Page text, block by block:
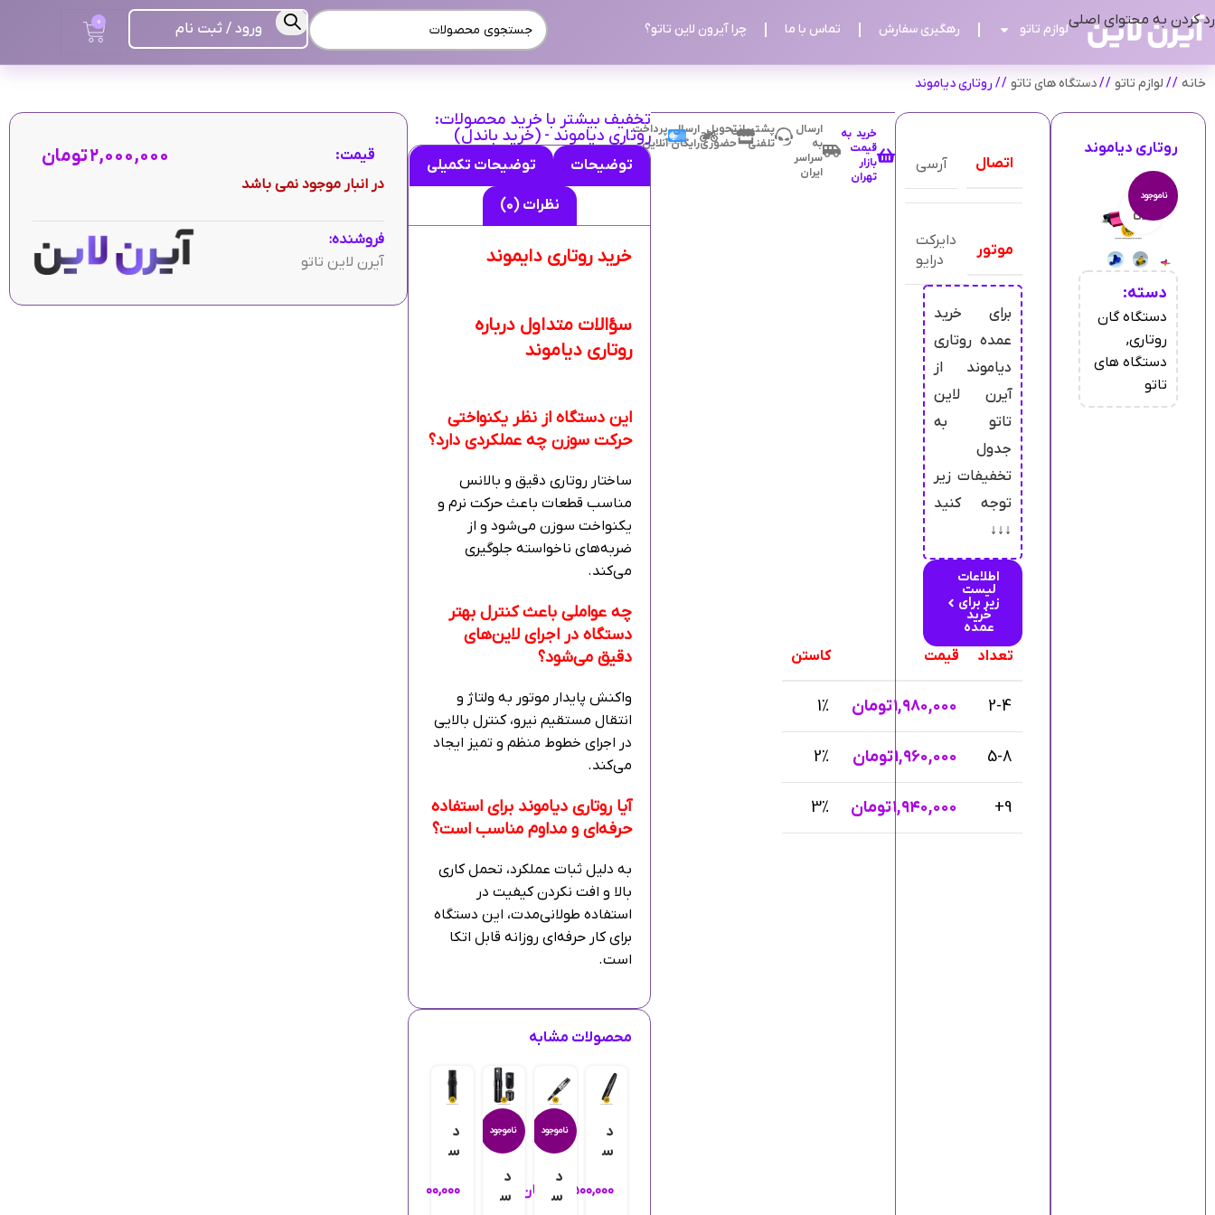
رد کردن به محتوای اصلی
لوازم تاتو رهگیری سفارش تماس با ما چرا آیرون لاین تاتو؟ ورود / ثبت نام 0
خانه / لوازم تاتو / دستگاه های تاتو / روتاری دیاموند
روتاری دیاموند
ناموجود
بزرگنمایی تصویر
دسته:
دستگاه گان
روتاری,
دستگاه های
تاتو
اتصال آرسی
موتور
دایرکت
درایو
برای خرید
عمده روتاری
دیاموند از
آیرن لاین
تاتو به
جدول
تخفیفات زیر
توجه کنید
↓↓↓
اطلاعات
لیست
زیر برای
خرید
عمده
تعداد قیمت کاستن
2-4 ۱,۹۸۰,۰۰۰تومان 1%
5-8 ۱,۹۶۰,۰۰۰تومان 2%
9+ ۱,۹۴۰,۰۰۰تومان 3%
خرید به
قیمت
بازار
تهران
ارسال
به
سراسر
ایران
پشتیبانی
تلفنی
تحویل
حضوری
ارسال
رایگان
پرداخت
آنلاین
تخفیف بیشتر با خرید محصولات:
روتاری دیاموند - (خرید باندل)
توضیحات توضیحات تکمیلی
نظرات (0)
خرید روتاری دایموند
سؤالات متداول درباره
روتاری دیاموند
این دستگاه از نظر یکنواختی
حرکت سوزن چه عملکردی دارد؟
ساختار روتاری دقیق و بالانس
مناسب قطعات باعث حرکت نرم و
یکنواخت سوزن می‌شود و از
ضربه‌های ناخواسته جلوگیری
می‌کند.
چه عواملی باعث کنترل بهتر
دستگاه در اجرای لاین‌های
دقیق می‌شود؟
واکنش پایدار موتور به ولتاژ و
انتقال مستقیم نیرو، کنترل بالایی
در اجرای خطوط منظم و تمیز ایجاد
می‌کند.
آیا روتاری دیاموند برای استفاده
حرفه‌ای و مداوم مناسب است؟
به دلیل ثبات عملکرد، تحمل کاری
بالا و افت نکردن کیفیت در
استفاده طولانی‌مدت، این دستگاه
برای کار حرفه‌ای روزانه قابل اتکا
است.
محصولات مشابه
د
س
اه
۱۰,۵۰۰,۰۰۰ تومان
ناموجود
د
س
ناموجود
د
س
د
س
اه
۱۲,۰۰۰,۰۰۰
قیمت: ۲,۰۰۰,۰۰۰تومان
در انبار موجود نمی باشد
فروشنده:
آیرن لاین تاتو